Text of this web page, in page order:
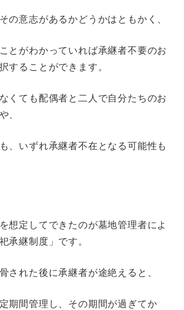
の意志があるかどうかはともかく、
とがわかっていれば承継者不要のお
することができます。
くても配偶者と二人で自分たちのお
、
、いずれ承継者不在となる可能性も
想定してできたのが墓地管理者によ
承継制度」です。
された後に承継者が途絶えると、
期間管理し、その期間が過ぎてか